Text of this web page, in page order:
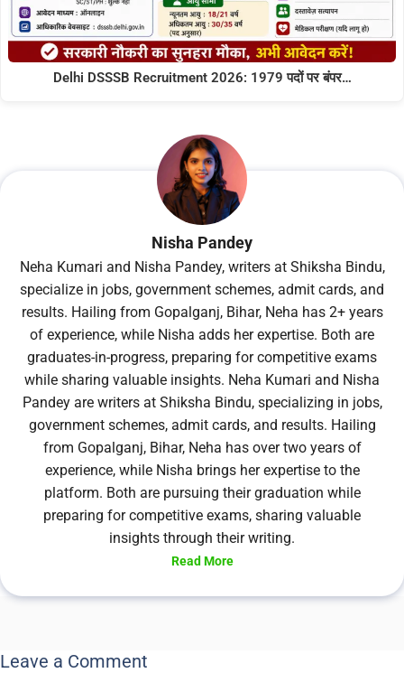
Delhi DSSSB Recruitment 2026: 1979 पदों पर बंपर…
Nisha Pandey
Neha Kumari and Nisha Pandey, writers at Shiksha Bindu,
specialize in jobs, government schemes, admit cards, and
results. Hailing from Gopalganj, Bihar, Neha has 2+ years
of experience, while Nisha adds her expertise. Both are
graduates-in-progress, preparing for competitive exams
while sharing valuable insights. Neha Kumari and Nisha
Pandey are writers at Shiksha Bindu, specializing in jobs,
government schemes, admit cards, and results. Hailing
from Gopalganj, Bihar, Neha has over two years of
experience, while Nisha brings her expertise to the
platform. Both are pursuing their graduation while
preparing for competitive exams, sharing valuable
insights through their writing.
Read More
Leave a Comment